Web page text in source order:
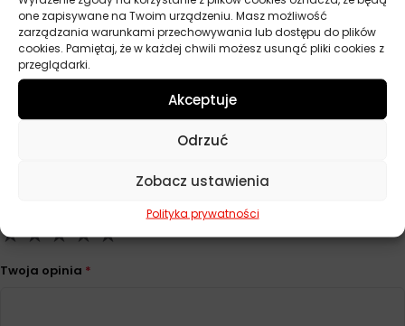
one zapisywane na Twoim urządzeniu. Masz możliwość
zarządzania warunkami przechowywania lub dostępu do plików
cookies. Pamiętaj, że w każdej chwili możesz usunąć pliki cookies z
przeglądarki.
Akceptuje
Odrzuć
Zobacz ustawienia
Polityka prywatności
Producent Moje Auto
Opinie
Twoja opinia *